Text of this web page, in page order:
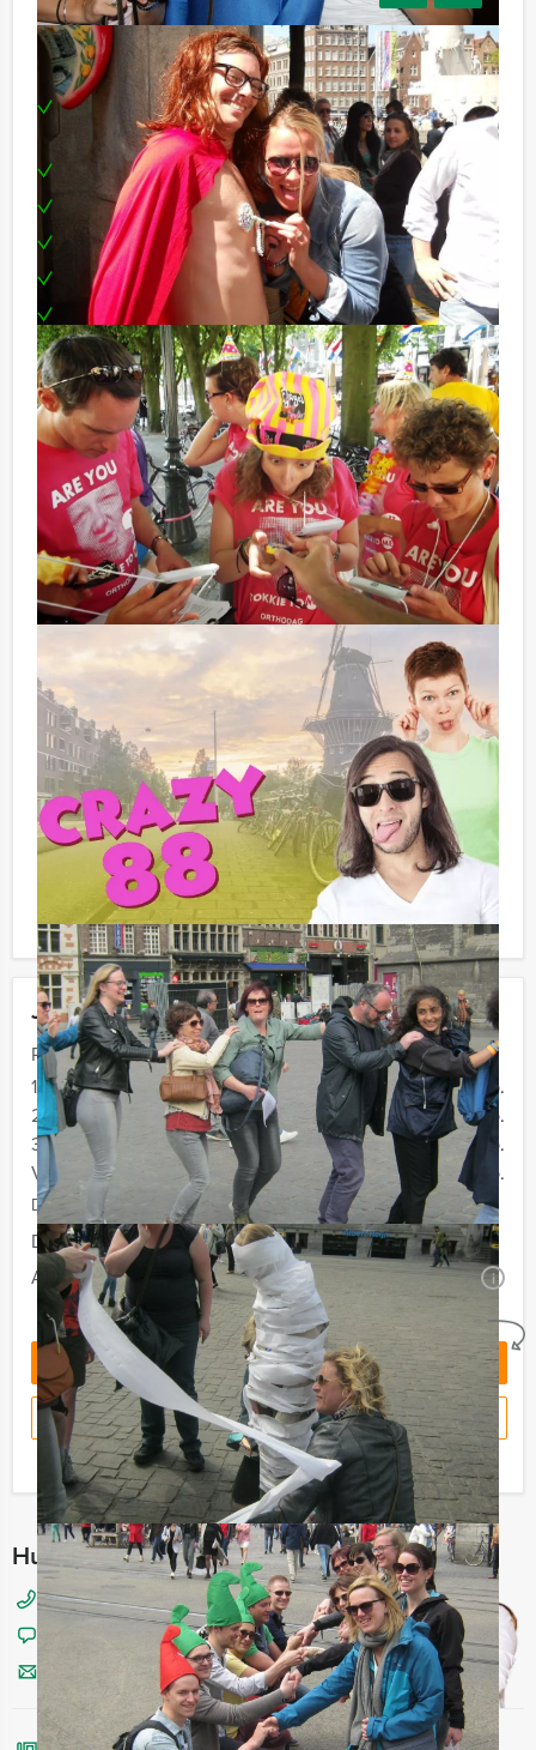
Jouw uitje
Prijs :
12 - 19 personen
€ 69,50 p.p.
20 - 29 personen
€ 66,50 p.p.
30 - 39 personen
€ 64,50 p.p.
Vanaf 40 personen
€ 62,50 p.p.
De prijzen zijn exclusief BTW
Duur:
5 uur
Aantal:
Minimaal 12 personen i
OFFERTE AANVRAGEN
RESERVEREN
Ik heb een vraag over dit uitje
Hulp nodig bij het kiezen?
050 820 02 88
Chat met Angela
Stuur ons een mailtje
Inclusief:
Uitgebreid 3-gangen diner in 3 restaurants naar
keuze
Enthousiaste begeleiding
Teambuilding, leuk als bedrijfsuitje
Leuke prijs voor het winnende team
Filmmateriaal wordt digitaal verzonden
Te boeken op uw gewenste dag en tijdstip!
TIP:
Niet telkens uw knip hoeven trekken om uw drankje af
te rekenen? Voor € 12,50 per persoon per uur dat u in
het restaurant doorbrengt (excl. BTW) kunt u
gebruikmaken van het drankarrangement, waarbij u
onbeperkt kunt genieten van bier, fris, huiswijn, koffie
en thee. En... zo komt u ook achteraf niet voor
verrassingen te staan!
Het minimale aantal personen dat voor dit groepsuitje
op onze site staan aangegeven is geen vaststaand
gegeven. U kunt ook gewoon voor minder personen
boeken maar u komt dan uit op een hogere
gemiddelde prijs per persoon.
Ieder onderdeel van bovenstaand arrangement van
Groningen Evenementen is natuurlijk ook los te
boeken of in een andere volgorde of samenstelling aan
uw groepsuitje of bedrijfsuitje in Groningen toe te
voegen. Wij stellen uw uitje geheel op maat samen!